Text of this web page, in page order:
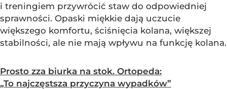
i treningiem przywrócić staw do odpowiedniej
sprawności. Opaski miękkie dają uczucie
większego komfortu, ściśnięcia kolana, większej
stabilności, ale nie mają wpływu na funkcję kolana.
Prosto zza biurka na stok. Ortopeda:
„To najczęstsza przyczyna wypadków”